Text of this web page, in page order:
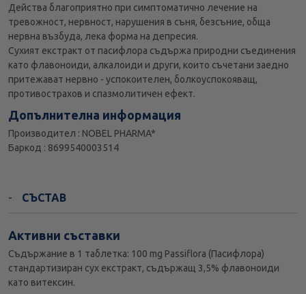
Действа благоприятно при симптоматично лечение на
тревожност, нервност, нарушения в съня, безсъние, обща
нервна възбуда, лека форма на депресия.
Сухият екстракт от пасифлора съдържа природни съединения
като флавоноиди, алкалоиди и други, които съчетани заедно
притежават нервно - успокоителен, болкоуспокояващ,
противострахов и спазмолитичен ефект.
Допълнителна информация
Производител : NOBEL PHARMA*
Баркод : 8699540003514
СЪСТАВ
Активни съставки
Съдържание в 1 таблетка: 100 mg Passiflora (Пасифлора)
стандартизиран сух екстракт, съдържащ 3,5% флавоноиди
като витексин.